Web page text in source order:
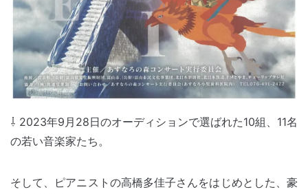
⇩ 2023年9月28日のオーディションで選ばれた10組、11名
の若い音楽家たち。
そして、ピアニストの高橋多佳子さんをはじめとした、豪